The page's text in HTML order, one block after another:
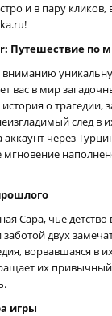
и в пару кликов,
Путешествие по
вас в мир
о трагедии,
след в
аккаунт через
мгновение
Сара, чье детство
двух
ворвавшаяся в
их
игры